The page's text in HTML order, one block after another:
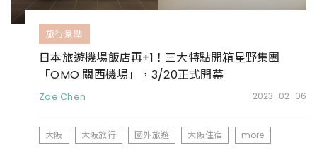
旅行景點
日本旅遊機場飯店再+1！三大特點開箱星野集團
「OMO 關西機場」，3/20正式開幕
Zoe Chen 2023-02-06
大阪 大阪旅行 國外旅遊 大阪住宿 more